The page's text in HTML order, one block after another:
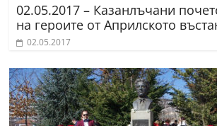
02.05.2017 – Казанлъчани
на героите от Априлското
02.05.2017